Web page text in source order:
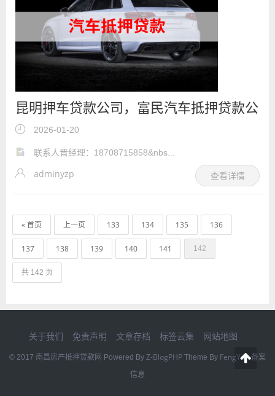
昆明押车贷款公司，富民汽车抵押贷款公
司
2026-01-20
联系人晋经理：18708715858&nbs...
adminyzp 查看详情
« 首页 上一页 133 134 135 136
137 138 139 140 141 142
共 142 页
关于我们 免责声明 文章存档 标签云集 网站地图
© 2017 南昌房产抵押贷款网 Powered By Z-BlogPHP Theme By FengYan备案
信息